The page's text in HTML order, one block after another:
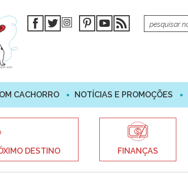
CACHORRO NOTÍCIAS E PROMOÇÕES
DESTINO FINANÇAS